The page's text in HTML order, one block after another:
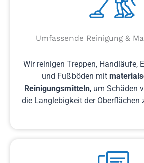
Umfassende Reinigung &
Wir reinigen Treppen, Handläufe,
und Fußböden mit
Reinigungsmitteln, um Schäden
die Langlebigkeit der Oberflächen